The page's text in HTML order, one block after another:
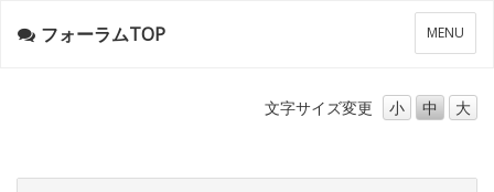
メ
ニ
ー
MENU
フォーラムTOP
文字サイズ変更 小 中 大